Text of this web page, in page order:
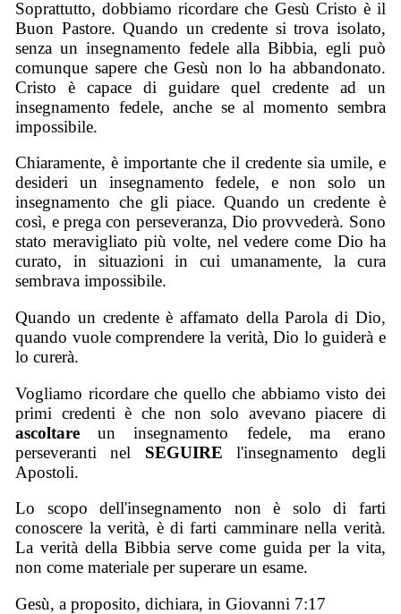
Soprattutto, dobbiamo ricordare che Gesù Cristo è il
Buon Pastore. Quando un credente si trova isolato,
senza un insegnamento fedele alla Bibbia, egli può
comunque sapere che Gesù non lo ha abbandonato.
Cristo è capace di guidare quel credente ad un
insegnamento fedele, anche se al momento sembra
impossibile.
Chiaramente, è importante che il credente sia umile, e
desideri un insegnamento fedele, e non solo un
insegnamento che gli piace. Quando un credente è
così, e prega con perseveranza, Dio provvederà. Sono
stato meravigliato più volte, nel vedere come Dio ha
curato, in situazioni in cui umanamente, la cura
sembrava impossibile.
Quando un credente è affamato della Parola di Dio,
quando vuole comprendere la verità, Dio lo guiderà e
lo curerà.
Vogliamo ricordare che quello che abbiamo visto dei
primi credenti è che non solo avevano piacere di
ascoltare un insegnamento fedele, ma erano
perseveranti nel SEGUIRE l'insegnamento degli
Apostoli.
Lo scopo dell'insegnamento non è solo di farti
conoscere la verità, è di farti camminare nella verità.
La verità della Bibbia serve come guida per la vita,
non come materiale per superare un esame.
Gesù, a proposito, dichiara, in Giovanni 7:17